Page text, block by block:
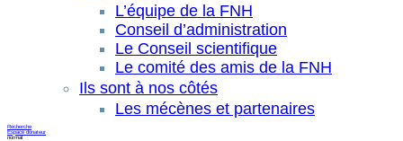
L’équipe de la FNH
Conseil d’administration
Le Conseil scientifique
Le comité des amis de la FNH
Ils sont à nos côtés
Les mécènes et partenaires
Recherche
Espace donateur
normal